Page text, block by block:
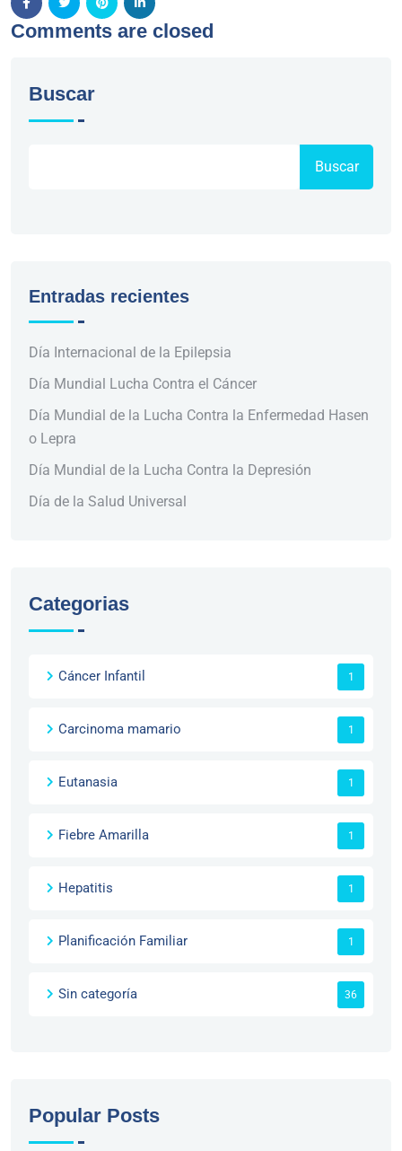
Comments are closed
Buscar
Buscar
Entradas recientes
Día Internacional de la Epilepsia
Día Mundial Lucha Contra el Cáncer
Día Mundial de la Lucha Contra la Enfermedad Hasen
o Lepra
Día Mundial de la Lucha Contra la Depresión
Día de la Salud Universal
Categorias
Cáncer Infantil 1
Carcinoma mamario 1
Eutanasia 1
Fiebre Amarilla 1
Hepatitis 1
Planificación Familiar 1
Sin categoría 36
Popular Posts